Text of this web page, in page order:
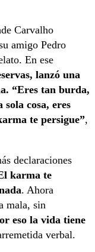
Carvalho
amigo Pedro
En ese
lanzó una
“Eres tan burda,
cosa, eres
te persigue”,
declaraciones
karma te
. Ahora
mala, sin
eso la vida tiene
verbal.